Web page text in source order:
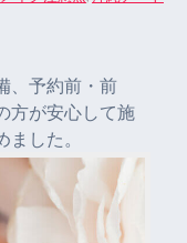
、予約前・前
方が安心して施
した。